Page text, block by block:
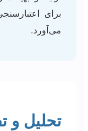
برای
می‌آورد.
تحلیل و